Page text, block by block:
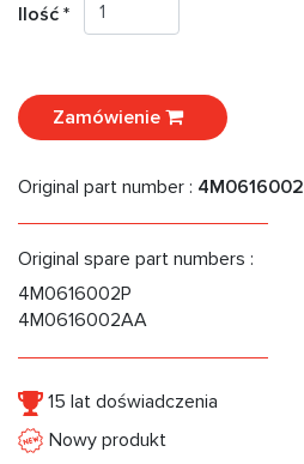
Ilość *
Zamówienie
Original part number : 4M0616002
Original spare part numbers :
4M0616002P
4M0616002AA
15 lat doświadczenia
Nowy produkt